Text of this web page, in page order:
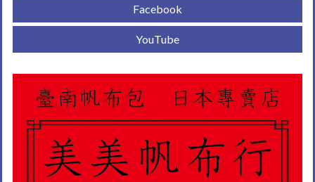
Facebook
YouTube